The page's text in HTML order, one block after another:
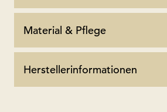
Material & Pflege
Herstellerinformationen